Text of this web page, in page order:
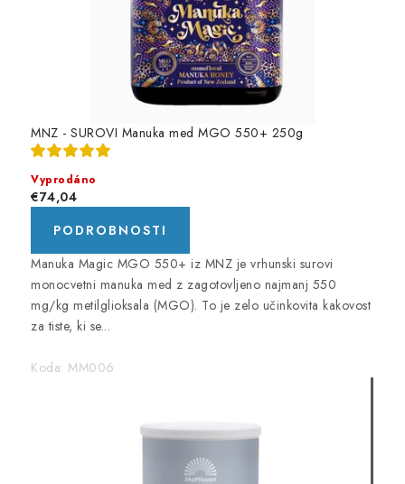
MNZ - SUROVI Manuka med MGO 550+ 250g
Vyprodáno
€74,04
PODROBNOSTI
Manuka Magic MGO 550+ iz MNZ je vrhunski surovi
monocvetni manuka med z zagotovljeno najmanj 550
mg/kg metilglioksala (MGO). To je zelo učinkovita kakovost
za tiste, ki se...
Koda: MM006